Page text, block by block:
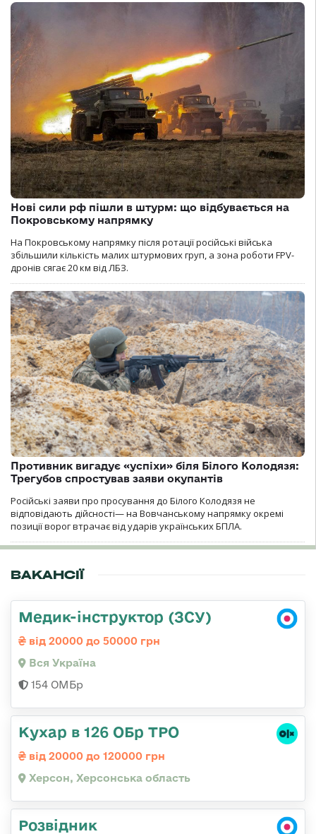
Нові сили рф пішли в штурм: що відбувається на
Покровському напрямку
На Покровському напрямку після ротації російські війська
збільшили кількість малих штурмових груп, а зона роботи FPV-
дронів сягає 20 км від ЛБЗ.
Противник вигадує «успіхи» біля Білого Колодязя:
Трегубов спростував заяви окупантів
Російські заяви про просування до Білого Колодязя не
відповідають дійсності— на Вовчанському напрямку окремі
позиції ворог втрачає від ударів українських БПЛА.
ВАКАНСІЇ
Медик-інструктор (ЗСУ)
від 20000 до 50000 грн
Вся Україна
154 ОМБр
Кухар в 126 ОБр ТРО
від 20000 до 120000 грн
Херсон, Херсонська область
Розвідник